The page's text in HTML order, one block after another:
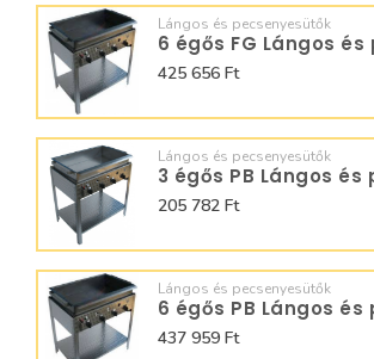
Lángos és pecsenyesütők
425 656 Ft
Lángos és pecsenyesütők
205 782 Ft
Lángos és pecsenyesütők
437 959 Ft